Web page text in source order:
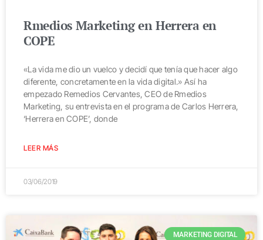
Rmedios Marketing en Herrera en
COPE
«La vida me dio un vuelco y decidí que tenía que hacer algo
diferente, concretamente en la vida digital.» Así ha
empezado Remedios Cervantes, CEO de Rmedios
Marketing, su entrevista en el programa de Carlos Herrera,
‘Herrera en COPE’, donde
LEER MÁS
03/06/2019
MARKETING DIGITAL